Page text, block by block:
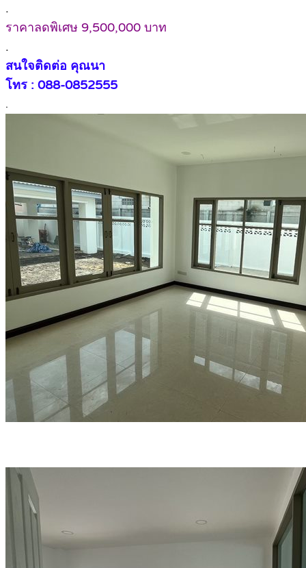
.
ราคาลดพิเศษ 9,500,000 บาท
.
สนใจติดต่อ คุณนา
โทร : 088-0852555
.